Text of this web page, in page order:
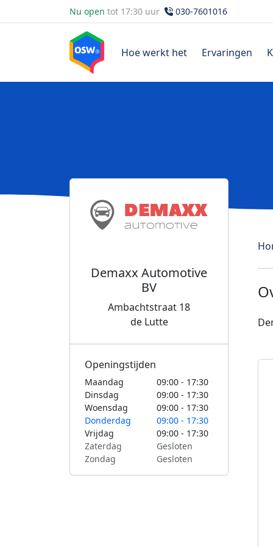
Nu open tot 17:30 uur 030-7601016
Hoe werkt het Ervaringen
Demaxx Automotive
BV
Ambachtstraat 18
de Lutte
Openingstijden
Maandag
09:00 - 17:30
Dinsdag
09:00 - 17:30
Woensdag
09:00 - 17:30
Donderdag
09:00 - 17:30
Vrijdag
09:00 - 17:30
Zaterdag
Gesloten
Zondag
Gesloten